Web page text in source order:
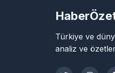
Türkiye ve
analiz ve